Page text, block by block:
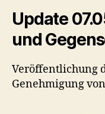
Update
und
Veröffentlichung
Genehmigung